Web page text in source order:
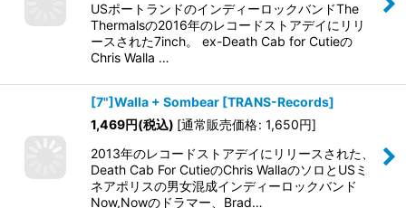
USポートランドのインディーロックバンドThe
Thermalsの2016年のレコードストアデイにリリ
ースされた7inch。 ex-Death Cab for Cutieの
Chris Walla …
[7"]Walla + Sombear [TRANS-Records]
1,469円(税込) [通常販売価格: 1,650円]
2013年のレコードストアデイにリリースされた、
Death Cab For CutieのChris WallaのソロとUSミ
ネアポリスの男女混成インディーロックバンド
Now,Nowのドラマー、Brad…